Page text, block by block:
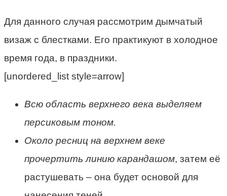
Для данного случая рассмотрим дымчатый
визаж с блестками. Его практикуют в холодное
время года, в праздники.
[unordered_list style=arrow]
Всю область верхнего века выделяем
персиковым тоном.
Около ресниц на верхнем веке
прочертить линию карандашом, затем её
растушевать – она будет основой для